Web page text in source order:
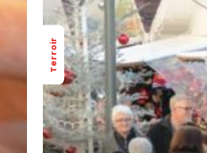
Terroir